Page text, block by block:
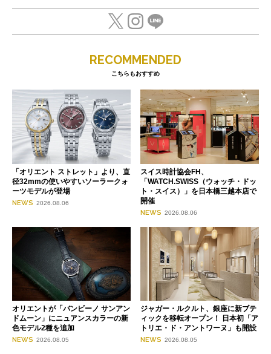
RECOMMENDED
こちらもおすすめ
「オリエント ストレット」より、直
径32mmの使いやすいソーラークォ
ーツモデルが登場
NEWS 2026.08.06
スイス時計協会FH、
「WATCH.SWISS（ウォッチ・ドッ
ト・スイス）」を日本橋三越本店で
開催
NEWS 2026.08.06
オリエントが「バンビーノ サンアン
ドムーン」にニュアンスカラーの新
色モデル2種を追加
NEWS 2026.08.05
ジャガー・ルクルト、銀座に新ブテ
ィックを移転オープン！ 日本初「ア
トリエ・ド・アントワーヌ」も開設
NEWS 2026.08.05